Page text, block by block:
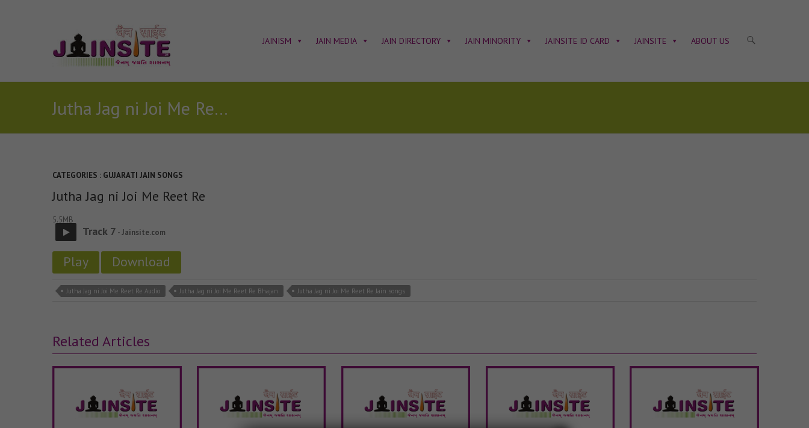
JAINISM JAIN MEDIA JAIN DIRECTORY JAIN MINORITY JAINSITE ID CARD JAINSITE ABOUT US
Jutha Jag ni Joi Me Reet Re
CATEGORIES : GUJARATI JAIN SONGS
Jutha Jag ni Joi Me Reet Re
5.5MB
Track 7 - Jainsite.com
Play Download
Jutha Jag ni Joi Me Reet Re Audio Jutha Jag ni Joi Me Reet Re Bhajan Jutha Jag ni Joi Me Reet Re Jain songs
Related Articles